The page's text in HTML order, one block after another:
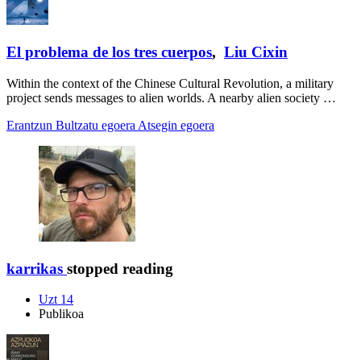
El problema de los tres cuerpos, Liu Cixin
Within the context of the Chinese Cultural Revolution, a military
project sends messages to alien worlds. A nearby alien society …
Erantzun Bultzatu egoera Atsegin egoera
karrikas stopped reading
Uzt 14
Publikoa